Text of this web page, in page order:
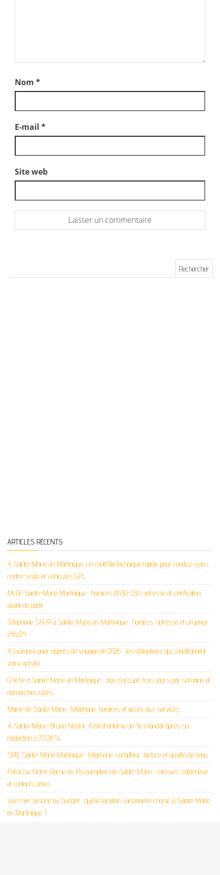
Nom *
E-mail *
Site web
ARTICLES RÉCENTS
À Sainte-Marie en Martinique, un contrôle technique rapide pour rendez-vous,
contre-visite et véhicules GPL
McDo Sainte-Marie Martinique : horaires 8h30-23h, adresse et vérification
avant de partir
Téléphone SAUR à Sainte-Marie en Martinique : horaires, adresse et urgence
24h/24
Assurance pour agents de voyage en 2026 : les obligations qui conditionnent
votre activité
Crèche à Sainte-Marie en Martinique : âge d’accueil, trois jours par semaine et
démarches utiles
Mairie de Sainte-Marie : téléphone, horaires et accès aux services
À Sainte-Marie, Bruno Nestor Azérot entame un 4e mandat après sa
réélection à 70,28 %
SME Sainte-Marie Martinique : téléphone, compteur, facture et qualité de l’eau
Paroisse Notre-Dame de l’Assomption de Sainte-Marie : messes, catéchèse
et contacts utiles
Vue mer, piscine ou budget : quelle location saisonnière choisir à Sainte-Marie
en Martinique ?